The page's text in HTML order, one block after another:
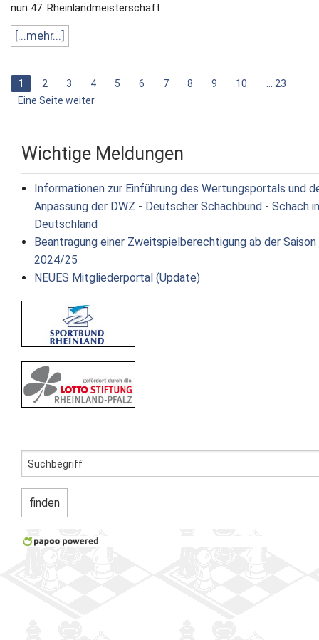
nun 47. Rheinlandmeisterschaft.
[...mehr...]
1 2 3 4 5 6 7 8 9 10
... 23
Eine Seite weiter
Wichtige Meldungen
Informationen zur Einführung des Wertungsportals und
Anpassung der DWZ - Deutscher Schachbund - Schach in
Deutschland
Beantragung einer Zweitspielberechtigung ab der Saison
2024/25
NEUES Mitgliederportal (Update)